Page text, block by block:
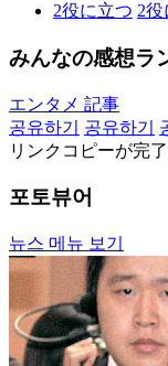
2役に立つ 2役
みんなの感想ラ
エンタメ 記事
공유하기
공유하기
リンクコピーが完了
포토뷰어
뉴스 메뉴 보기